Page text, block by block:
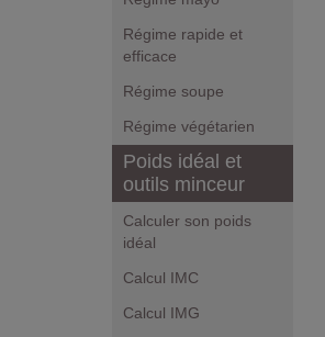
Régime rapide et
efficace
Régime soupe
Régime végétarien
Poids idéal et
outils minceur
Calculer son poids
idéal
Calcul IMC
Calcul IMG